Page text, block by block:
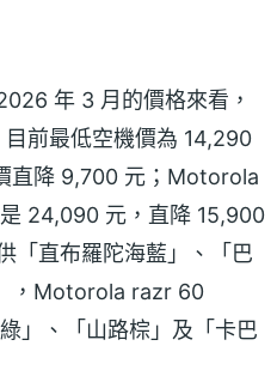
年 3 月的價格來看，
前最低空機價為 14,290
直降 9,700 元；Motorola
24,090 元，直降 15,900
直布羅陀海藍」、「巴
，Motorola razr 60
」、「山路棕」及「卡巴